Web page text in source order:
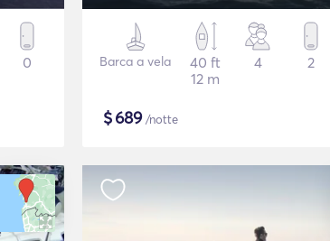
0 Barca a vela
40 ft
12 m
4 2
$689/notte